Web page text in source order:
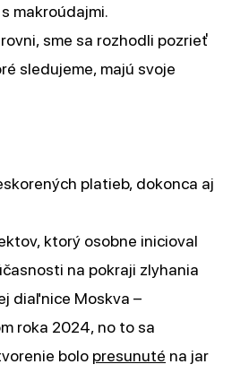
makroúdajmi.
sme sa rozhodli pozrieť
sledujeme, majú svoje
platieb, dokonca aj
ktorý osobne inicioval
na pokraji zlyhania
diaľnice Moskva –
roka 2024, no to sa
bolo presunuté na jar